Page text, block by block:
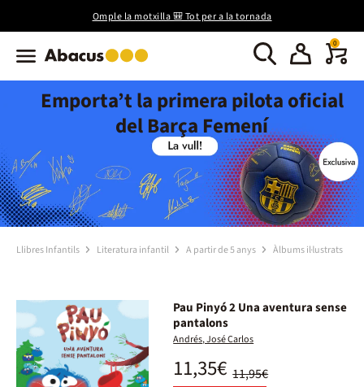
Omple la motxilla 🎒 Tot per a la tornada
0
Emporta’t la primera pilota oficial
del Barça Femení
Llibres Infantils Literatura infantil A partir de 5 anys Àlbums il·lustrats
Pau Pinyó 2 Una aventura sense
pantalons
Andrés, José Carlos
11,95€
11,35€